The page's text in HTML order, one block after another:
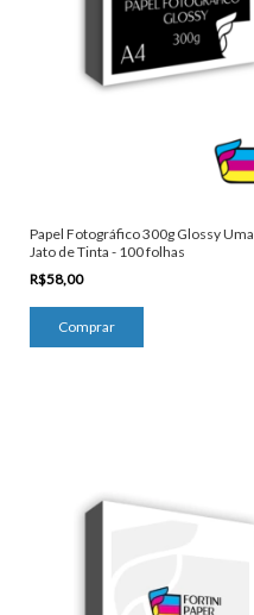
Papel Fotográfico 300g Glossy
Jato de Tinta - 100 folhas
R$58,00